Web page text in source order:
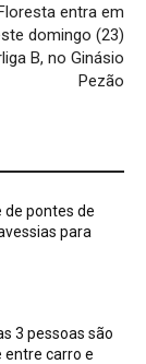
entra em
domingo (23)
B, no Ginásio
Pezão
de pontes de
para
3 pessoas são
entre carro e